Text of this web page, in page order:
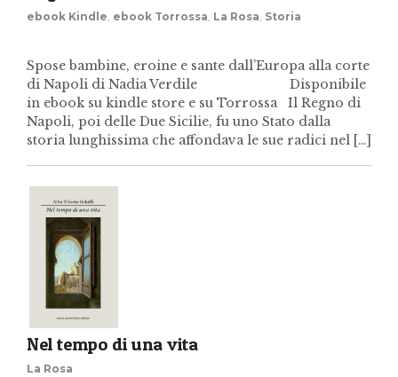
ebook Kindle, ebook Torrossa, La Rosa, Storia
Spose bambine, eroine e sante dall’Europa alla corte
di Napoli di Nadia Verdile Disponibile
in ebook su kindle store e su Torrossa Il Regno di
Napoli, poi delle Due Sicilie, fu uno Stato dalla
storia lunghissima che affondava le sue radici nel […]
Nel tempo di una vita
La Rosa